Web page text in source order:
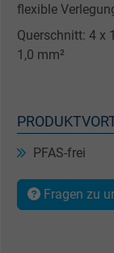
flexible
Querschnitt: 4 x
1,0 mm²
PFAS-frei
Fragen zu